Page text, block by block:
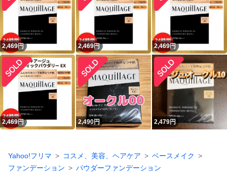
2,469円 2,469円 2,469円
2,469円 2,490円 2,479円
Yahoo!フリマ コスメ、美容、ヘアケア
ベースメイク
ファンデーション
パウダーファンデーション